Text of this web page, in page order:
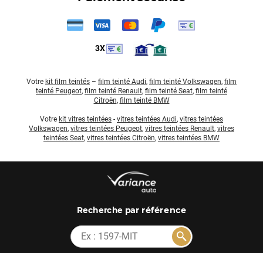
3X
Votre kit film teintés – film teinté Audi, film teinté Volkswagen, film
teinté Peugeot, film teinté Renault, film teinté Seat, film teinté
Citroën, film teinté BMW
Votre kit vitres teintées - vitres teintées Audi, vitres teintées
Volkswagen, vitres teintées Peugeot, vitres teintées Renault, vitres
teintées Seat, vitres teintées Citroën, vitres teintées BMW
Recherchepar référence